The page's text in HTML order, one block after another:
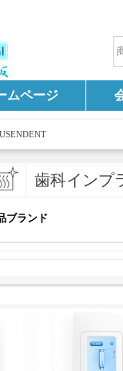
ムページ
歯科インプ
ブランド